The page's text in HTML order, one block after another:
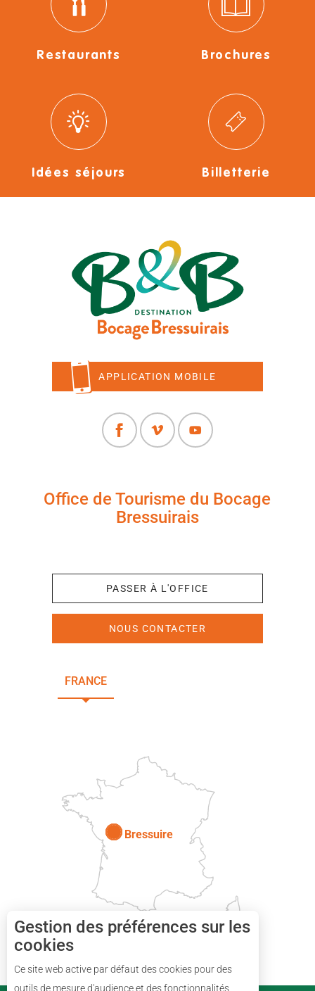
Tarifs
Restaurants Brochures
Idées séjours Billetterie
APPLICATION MOBILE
Office de Tourisme du Bocage
Bressuirais
PASSER À L'OFFICE
NOUS CONTACTER
FRANCE
Bressuire
Gestion des préférences sur les
cookies
Ce site web active par défaut des cookies pour des
outils de mesure d'audience et des fonctionnalités